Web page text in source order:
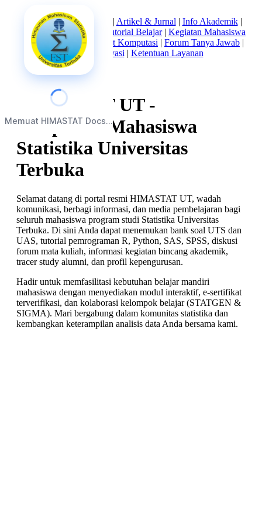
Memuat HIMASTAT Docs...
Beranda|Tentang Kami | Artikel & Jurnal | Info Akademik|
Mata Kuliah Statistika
Tutorial Belajar| Kegiatan Mahasiswa
Struktur Himpunan Alat Komputasi | Forum Tanya Jawab |
Kebijakan Privasi | Ketentuan Layanan
HIMASTAT UT -
Himpunan Mahasiswa
Statistika Universitas
Terbuka
Selamat datang di portal resmi HIMASTAT UT, wadah
komunikasi, berbagi informasi, dan media pembelajaran bagi
seluruh mahasiswa program studi Statistika Universitas
Terbuka. Di sini Anda dapat menemukan bank soal UTS dan
UAS, tutorial pemrograman R, Python, SAS, SPSS, diskusi
forum mata kuliah, informasi kegiatan bincang akademik,
tracer study alumni, dan profil kepengurusan.
Hadir untuk memfasilitasi kebutuhan belajar mandiri
mahasiswa dengan menyediakan modul interaktif, e-sertifikat
terverifikasi, dan kolaborasi kelompok belajar (STATGEN &
SIGMA). Mari bergabung dalam komunitas statistika dan
kembangkan keterampilan analisis data Anda bersama kami.